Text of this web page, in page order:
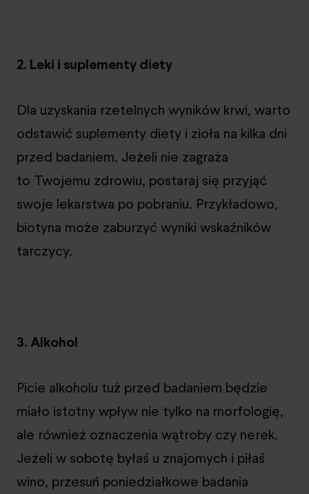
2. Leki i suplementy diety
Dla uzyskania rzetelnych wyników krwi, warto
odstawić suplementy diety i zioła na kilka dni
przed badaniem. Jeżeli nie zagraża
to Twojemu zdrowiu, postaraj się przyjąć
swoje lekarstwa po pobraniu. Przykładowo,
biotyna może zaburzyć wyniki wskaźników
tarczycy.
3. Alkohol
Picie alkoholu tuż przed badaniem będzie
miało istotny wpływ nie tylko na morfologię,
ale również oznaczenia wątroby czy nerek.
Jeżeli w sobotę byłaś u znajomych i piłaś
wino, przesuń poniedziałkowe badania